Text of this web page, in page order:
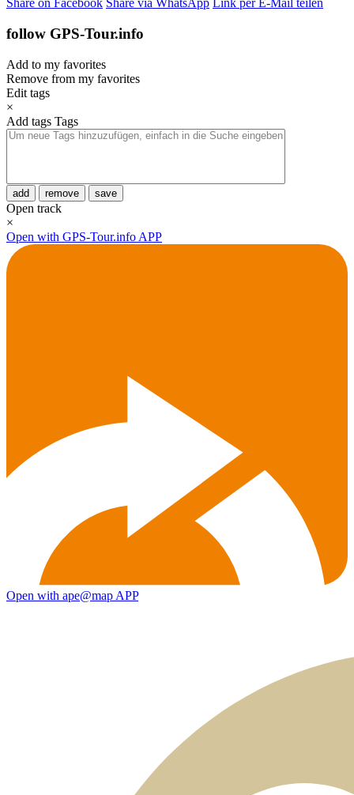
Share on Facebook Share via WhatsApp Link per E-Mail teilen
follow GPS-Tour.info
Add to my favorites
Remove from my favorites
Edit tags
×
Add tags Tags
add remove save
Open track
×
Open with GPS-Tour.info APP
Open with ape@map APP